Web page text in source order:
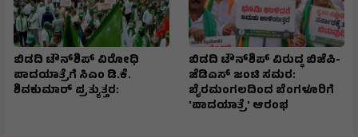
ಬಿಡದಿ ಟೌನ್‌ಶಿಪ್ ವಿರೋಧಿ
ಪಾದಯಾತ್ರೆಗೆ ಸಿಎಂ ಡಿ.ಕೆ.
ಶಿವಕುಮಾರ್ ಪ್ರತ್ಯುತ್ತರ:
ಬಿಡದಿ ಟೌನ್‌ಶಿಪ್ ವಿರುದ್ಧ ಬಿಜೆಪಿ-
ಜೆಡಿಎಸ್ ಜಂಟಿ ಸಮರ:
ಬೈರಮಂಗಲದಿಂದ ಬೆಂಗಳೂರಿಗೆ
'ಪಾದಯಾತ್ರೆ' ಆರಂಭ